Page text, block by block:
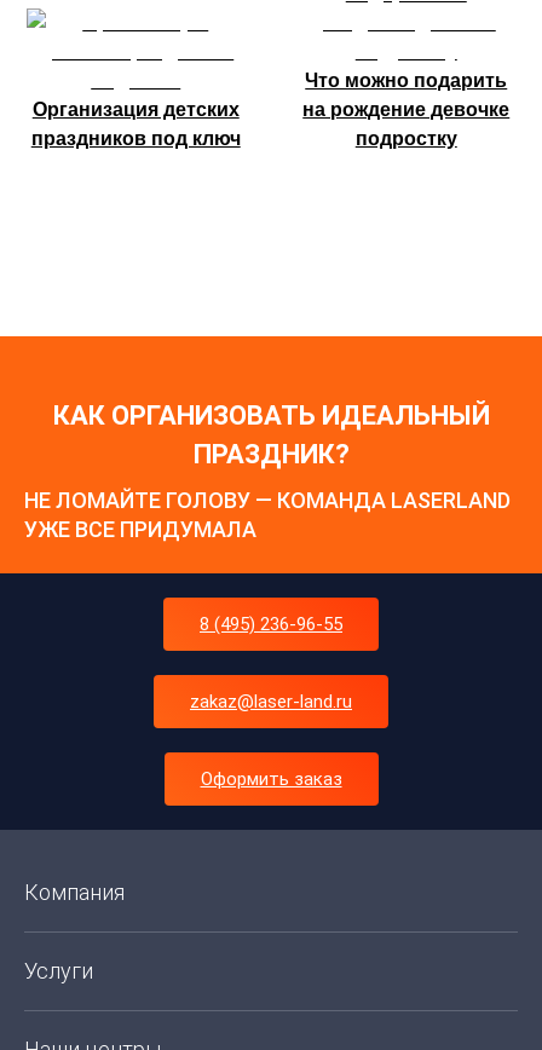
Организация детских
праздников под ключ
Что можно подарить
на рождение девочке
подростку
КАК ОРГАНИЗОВАТЬ ИДЕАЛЬНЫЙ
ПРАЗДНИК?
НЕ ЛОМАЙТЕ ГОЛОВУ — КОМАНДА LASERLAND
УЖЕ ВСЕ ПРИДУМАЛА
8 (495) 236-96-55
zakaz@laser-land.ru
Оформить заказ
Компания
Услуги